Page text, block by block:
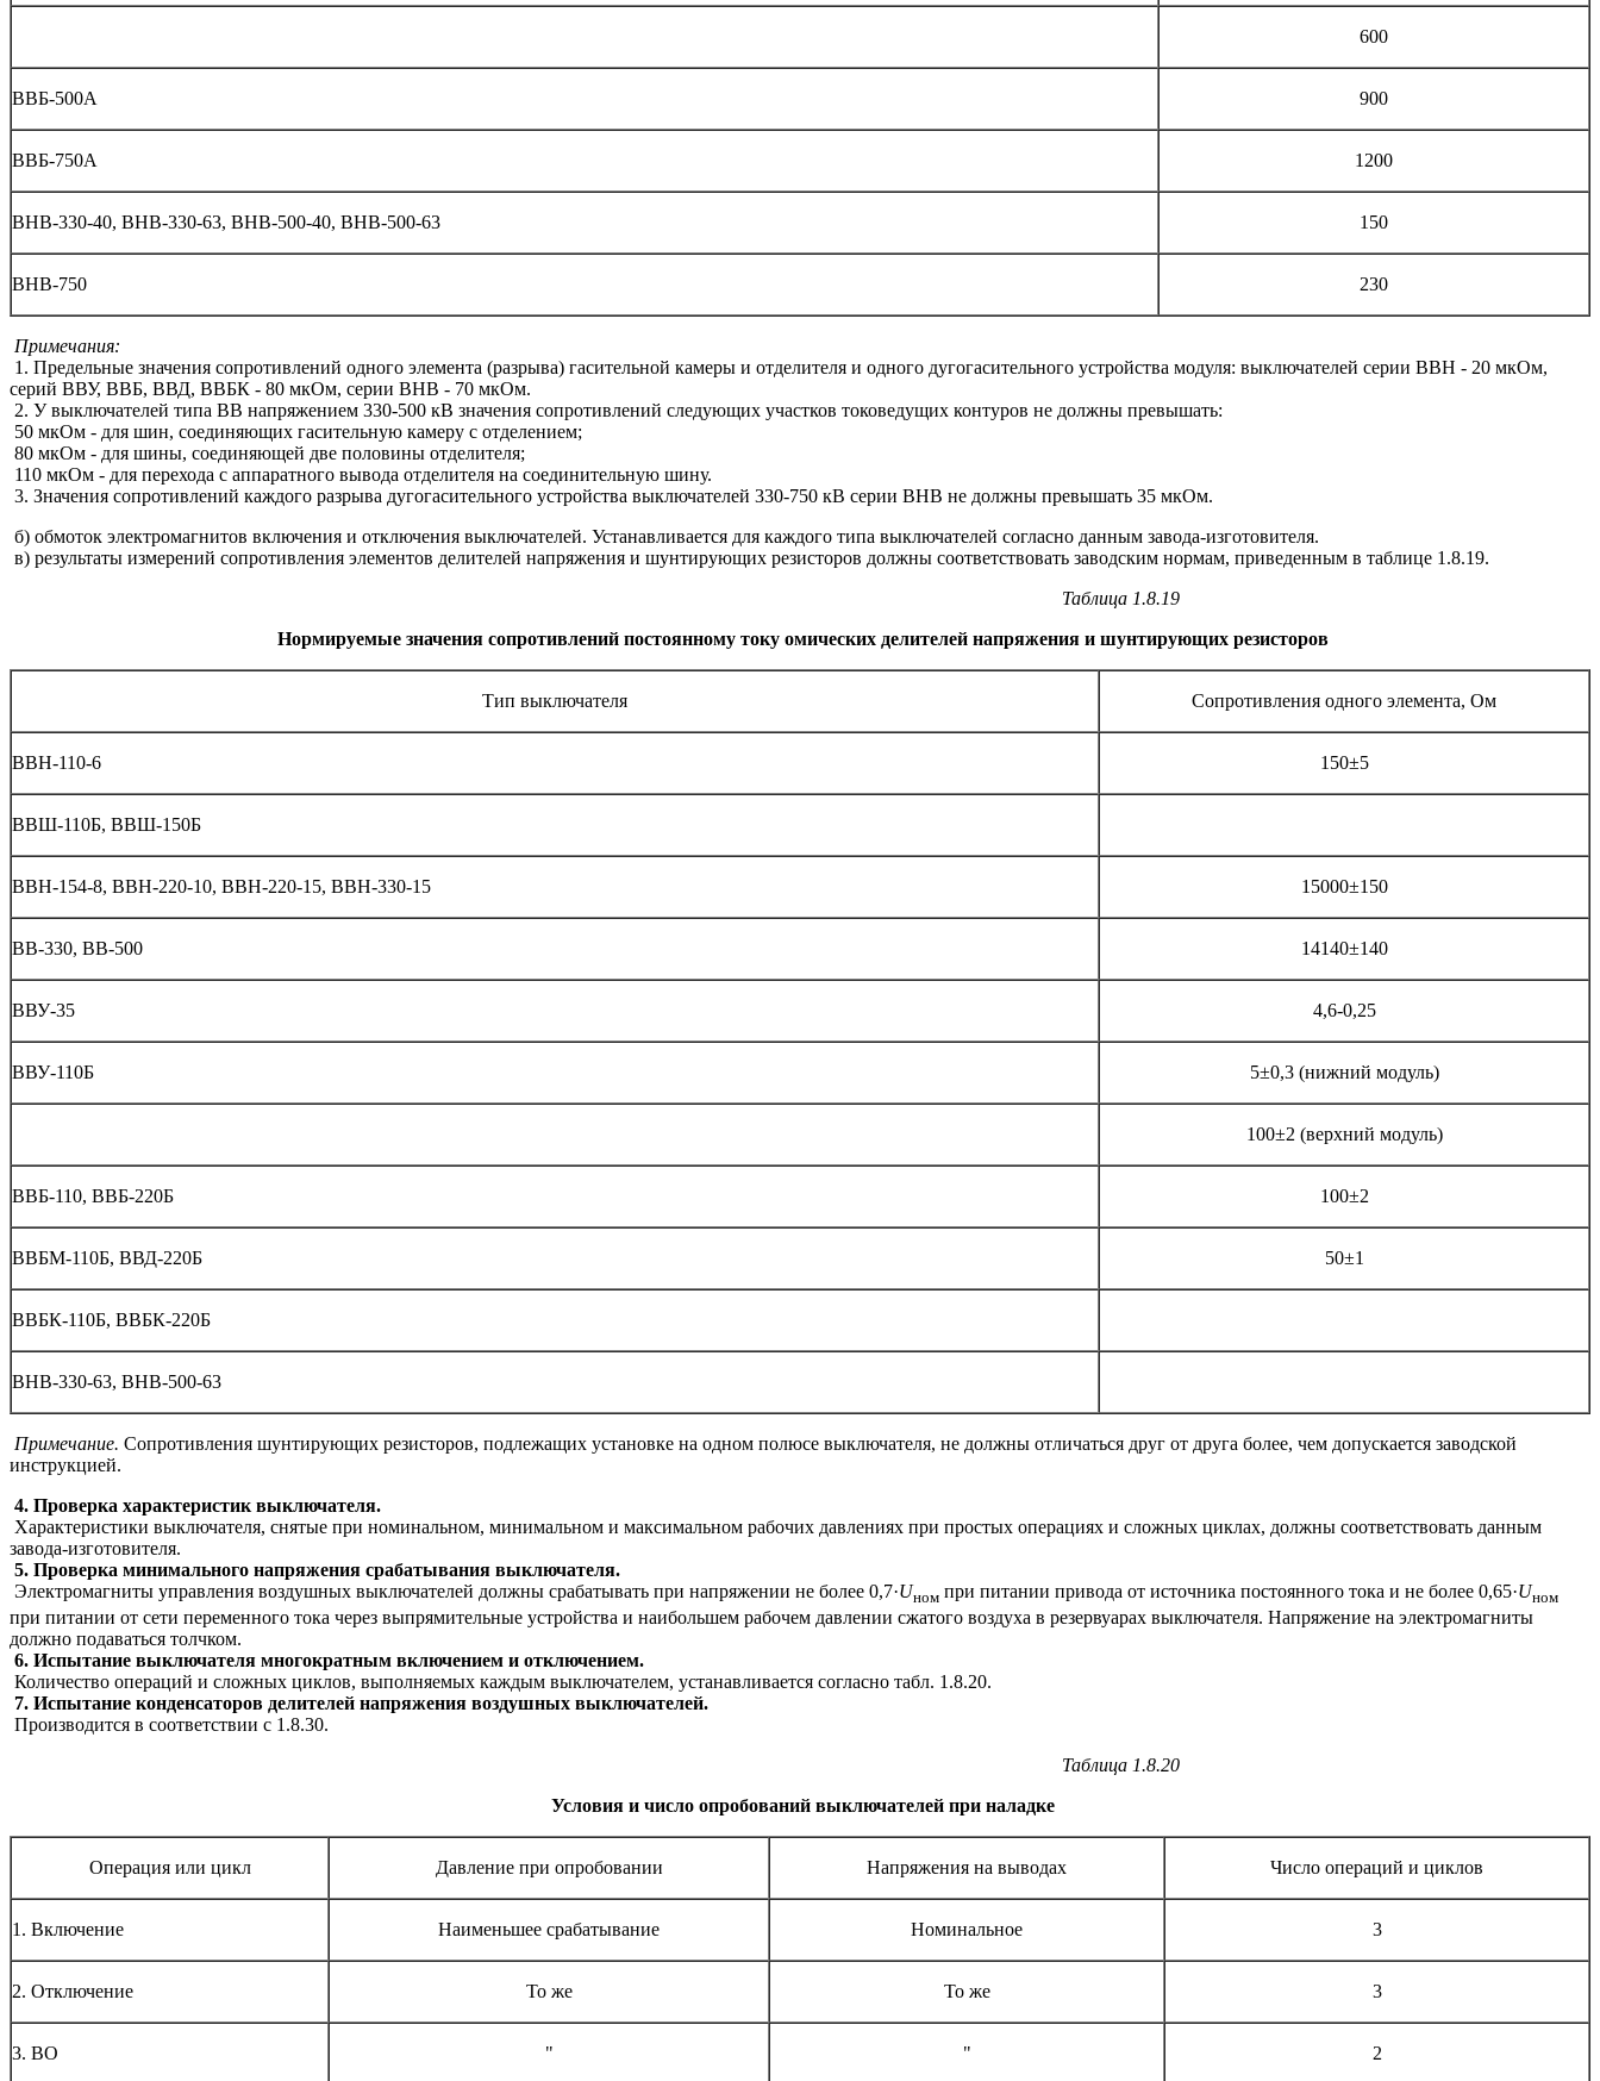
600
ВВБ-500А 900
ВВБ-750А 1200
ВНВ-330-40, ВНВ-330-63, ВНВ-500-40, ВНВ-500-63 150
ВНВ-750 230
Примечания:
1. Предельные значения сопротивлений одного элемента (разрыва) гасительной камеры и отделителя и одного дугогасительного устройства модуля: выключателей серии ВВН - 20 мкОм,
серий ВВУ, ВВБ, ВВД, ВВБК - 80 мкОм, серии ВНВ - 70 мкОм.
2. У выключателей типа ВВ напряжением 330-500 кВ значения сопротивлений следующих участков токоведущих контуров не должны превышать:
50 мкОм - для шин, соединяющих гасительную камеру с отделением;
80 мкОм - для шины, соединяющей две половины отделителя;
110 мкОм - для перехода с аппаратного вывода отделителя на соединительную шину.
3. Значения сопротивлений каждого разрыва дугогасительного устройства выключателей 330-750 кВ серии ВНВ не должны превышать 35 мкОм.
б) обмоток электромагнитов включения и отключения выключателей. Устанавливается для каждого типа выключателей согласно данным завода-изготовителя.
в) результаты измерений сопротивления элементов делителей напряжения и шунтирующих резисторов должны соответствовать заводским нормам, приведенным в таблице 1.8.19.
Таблица 1.8.19
Нормируемые значения сопротивлений постоянному току омических делителей напряжения и шунтирующих резисторов
Тип выключателя Сопротивления одного элемента, Ом
ВВН-110-6 150±5
ВВШ-110Б, ВВШ-150Б
ВВН-154-8, ВВН-220-10, ВВН-220-15, ВВН-330-15 15000±150
ВВ-330, ВВ-500 14140±140
ВВУ-35 4,6-0,25
ВВУ-110Б 5±0,3 (нижний модуль)
100±2 (верхний модуль)
ВВБ-110, ВВБ-220Б 100±2
ВВБМ-110Б, ВВД-220Б 50±1
ВВБК-110Б, ВВБК-220Б
ВНВ-330-63, ВНВ-500-63
Примечание. Сопротивления шунтирующих резисторов, подлежащих установке на одном полюсе выключателя, не должны отличаться друг от друга более, чем допускается заводской
инструкцией.
4. Проверка характеристик выключателя.
Характеристики выключателя, снятые при номинальном, минимальном и максимальном рабочих давлениях при простых операциях и сложных циклах, должны соответствовать данным
завода-изготовителя.
5. Проверка минимального напряжения срабатывания выключателя.
Электромагниты управления воздушных выключателей должны срабатывать при напряжении не более 0,7·Uном при питании привода от источника постоянного тока и не более 0,65·Uном
при питании от сети переменного тока через выпрямительные устройства и наибольшем рабочем давлении сжатого воздуха в резервуарах выключателя. Напряжение на электромагниты
должно подаваться толчком.
6. Испытание выключателя многократным включением и отключением.
Количество операций и сложных циклов, выполняемых каждым выключателем, устанавливается согласно табл. 1.8.20.
7. Испытание конденсаторов делителей напряжения воздушных выключателей.
Производится в соответствии с 1.8.30.
Таблица 1.8.20
Условия и число опробований выключателей при наладке
Операция или цикл Давление при опробовании Напряжения на выводах Число операций и циклов
1. Включение Наименьшее срабатывание Номинальное 3
2. Отключение То же То же 3
3. ВО " " 2